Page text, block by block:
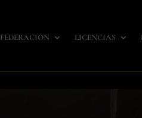
FEDERACIÓN LICENCIAS